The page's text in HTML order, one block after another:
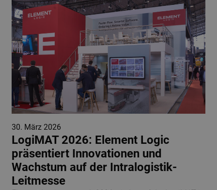
30. März 2026
LogiMAT 2026: Element Logic
präsentiert Innovationen und
Wachstum auf der Intralogistik-
Leitmesse